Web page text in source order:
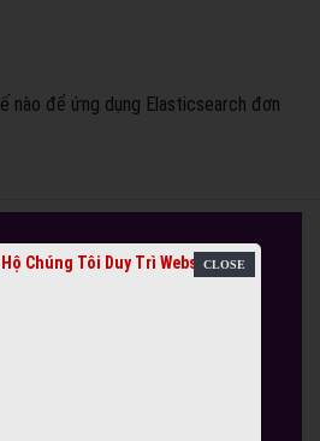
nào để ứng dụng Elasticsearch đơn
Chúng Tôi Duy Trì Website